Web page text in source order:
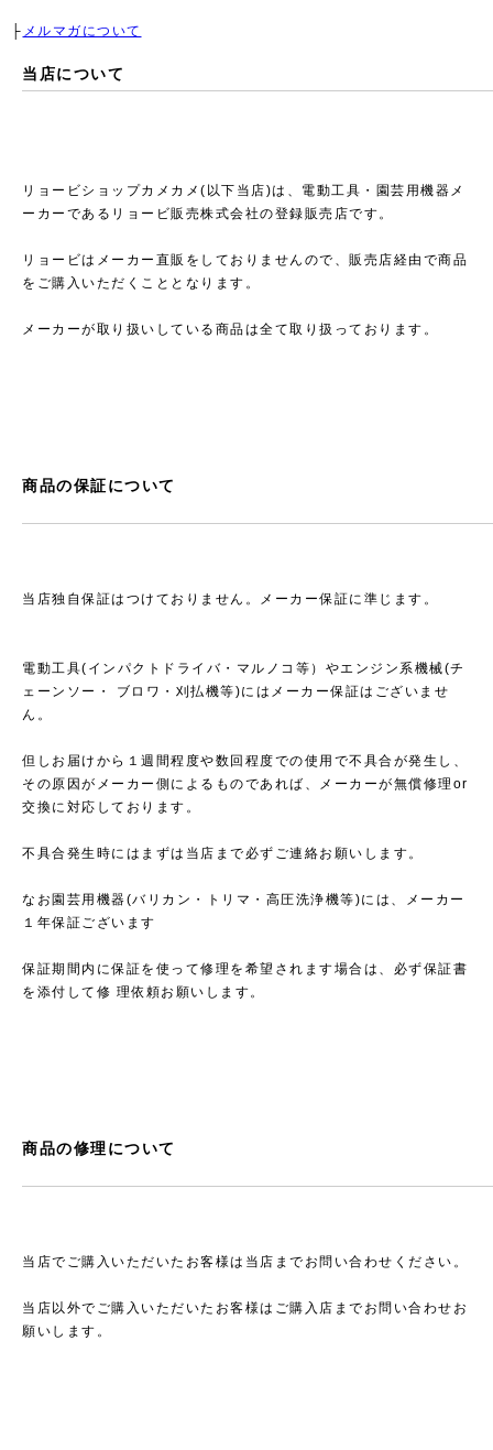
├ メルマガについて
当店について
リョービショップカメカメ(以下当店)は、電動工具・園芸用機器メ
ーカーであるリョービ販売株式会社の登録販売店です。
リョービはメーカー直販をしておりませんので、販売店経由で商品
をご購入いただくこととなります。
メーカーが取り扱いしている商品は全て取り扱っております。
商品の保証について
当店独自保証はつけておりません。メーカー保証に準じます。
電動工具(インパクトドライバ・マルノコ等）やエンジン系機械(チ
ェーンソー・ ブロワ・刈払機等)にはメーカー保証はございませ
ん。
但しお届けから１週間程度や数回程度での使用で不具合が発生し、
その原因がメーカー側によるものであれば、メーカーが無償修理or
交換に対応しております。
不具合発生時にはまずは当店まで必ずご連絡お願いします。
なお園芸用機器(バリカン・トリマ・高圧洗浄機等)には、メーカー
１年保証ございます
保証期間内に保証を使って修理を希望されます場合は、必ず保証書
を添付して修 理依頼お願いします。
商品の修理について
当店でご購入いただいたお客様は当店までお問い合わせください。
当店以外でご購入いただいたお客様はご購入店までお問い合わせお
願いします。